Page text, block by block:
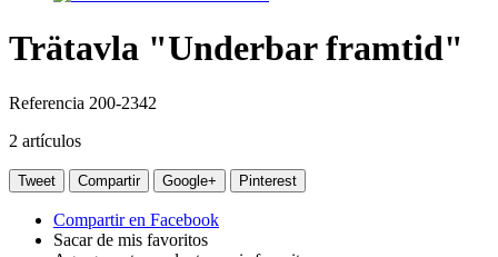
Trätavla "Underbar framtid"
Referencia 200-2342
2 artículos
Tweet Compartir Google+ Pinterest
Compartir en Facebook
Sacar de mis favoritos